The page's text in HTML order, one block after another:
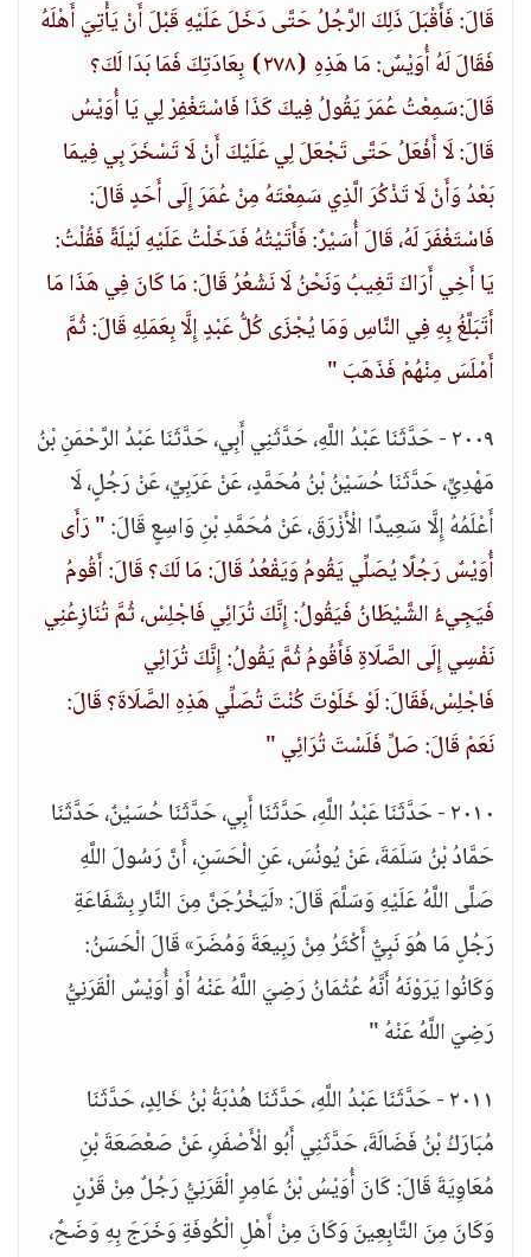
قَالَ: فَأَقْبَلَ ذَلِكَ الرَّجُلُ حَتَّى دَخَلَ عَلَيْهِ قَبْلَ أَنْ يَأْتِيَ أَهْلَهُ
فَقَالَ لَهُ أُوَيْسٌ: مَا هَذِهِ ⦗٢٧٨⦘ بِعَادَتِكَ فَمَا بَدَا لَكَ؟
قَالَ:سَمِعْتُ عُمَرَ يَقُولُ فِيكَ كَذَا فَاسْتَغْفِرْ لِي يَا أُوَيْسُ
قَالَ: لَا أَفْعَلُ حَتَّى تَجْعَلَ لِي عَلَيْكَ أَنْ لَا تَسْخَرَ بِي فِيمَا
بَعْدُ وَأَنْ لَا تَذْكُرَ الَّذِي سَمِعْتَهُ مِنْ عُمَرَ إِلَى أَحَدٍ قَالَ:
فَاسْتَغْفَرَ لَهُ، قَالَ أُسَيْرٌ: فَأَتَيْتُهُ فَدَخَلْتُ عَلَيْهِ لَيْلَةً فَقُلْتُ:
يَا أَخِي أَرَاكَ تَغِيبُ وَنَحْنُ لَا نَشْعُرُ قَالَ: مَا كَانَ فِي هَذَا مَا
أَتَبَلَّغُ بِهِ فِي النَّاسِ وَمَا يُجْزَى كُلُّ عَبْدٍ إِلَّا بِعَمَلِهِ قَالَ: ثُمَّ
أَمْلَسَ مِنْهُمْ فَذَهَبَ "
٢٠٠٩ - حَدَّثَنَا عَبْدُ اللَّهِ، حَدَّثَنِي أَبِي، حَدَّثَنَا عَبْدُ الرَّحْمَنِ بْنُ
مَهْدِيٍّ، حَدَّثَنَا حُسَيْنُ بْنُ مُحَمَّدٍ، عَنْ عَرَبِيٍّ، عَنْ رَجُلٍ، لَا
أَعْلَمُهُ إِلَّا سَعِيدًا الْأَزْرَقَ، عَنْ مُحَمَّدِ بْنِ وَاسِعٍ قَالَ:" رَأَى
أُوَيْسٌ رَجُلًا يُصَلِّي يَقُومُ وَيَقْعُدُ قَالَ: مَا لَكَ؟ قَالَ: أَقُومُ
فَيَجِيءُ الشَّيْطَانُ فَيَقُولُ: إِنَّكَ تُرَائِي فَاجْلِسْ، ثُمَّ تُنَازِعُنِي
نَفْسِي إِلَى الصَّلَاةِ فَأَقُومُ ثُمَّ يَقُولُ: إِنَّكَ تُرَائِي
فَاجْلِسْ،فَقَالَ: لَوْ خَلَوْتَ كُنْتَ تُصَلِّي هَذِهِ الصَّلَاةَ؟ قَالَ:
نَعَمْ قَالَ: صَلِّ فَلَسْتَ تُرَائِي "
٢٠١٠ - حَدَّثَنَا عَبْدُ اللَّهِ، حَدَّثَنَا أَبِي، حَدَّثَنَا حُسَيْنٌ، حَدَّثَنَا
حَمَّادُ بْنُ سَلَمَةَ، عَنْ يُونُسَ، عَنِ الْحَسَنِ، أَنَّ رَسُولَ اللَّهِ
صَلَّى اللَّهُ عَلَيْهِ وَسَلَّمَ قَالَ: «لَيَخْرُجَنَّ مِنَ النَّارِ بِشَفَاعَةِ
رَجُلٍ مَا هُوَ نَبِيٌّ أَكْثَرُ مِنْ رَبِيعَةَ وَمُضَرَ» قَالَ الْحَسَنُ:
وَكَانُوا يَرَوْنَهُ أَنَّهُ عُثْمَانُ رَضِيَ اللَّهُ عَنْهُ أَوْ أُوَيْسٌ الْقَرَنِيُّ
رَضِيَ اللَّهُ عَنْهُ "
٢٠١١ - حَدَّثَنَا عَبْدُ اللَّهِ، حَدَّثَنَا هُدْبَةُ بْنُ خَالِدٍ، حَدَّثَنَا
مُبَارَكُ بْنُ فَضَالَةَ، حَدَّثَنِي أَبُو الْأَصْفَرِ، عَنْ صَعْصَعَةَ بْنِ
مُعَاوِيَةَ قَالَ: كَانَ أُوَيْسُ بْنُ عَامِرٍ الْقَرَنِيُّ رَجُلٌ مِنْ قَرْنٍ
وَكَانَ مِنَ التَّابِعِينَ وَكَانَ مِنْ أَهْلِ الْكُوفَةِ وَخَرَجَ بِهِ وَضَحٌ،